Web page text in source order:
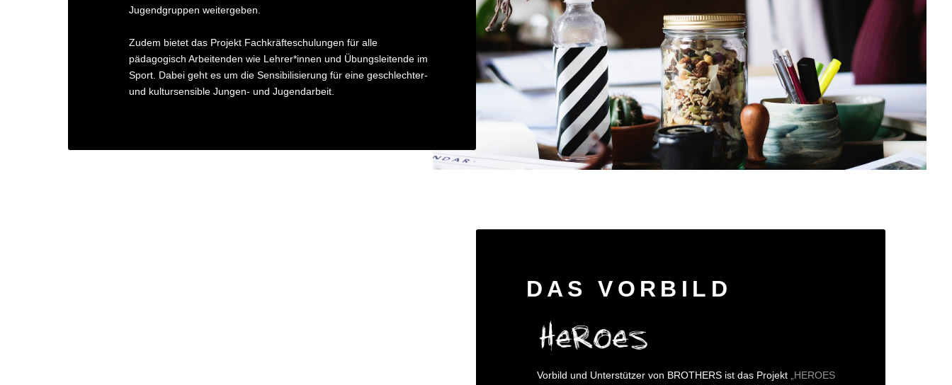
Jugendgruppen weitergeben.
Zudem bietet das Projekt Fachkräfteschulungen für alle
pädagogisch Arbeitenden wie Lehrer*innen und Übungsleitende im
Sport. Dabei geht es um die Sensibilisierung für eine geschlechter-
und kultursensible Jungen- und Jugendarbeit.
DAS VORBILD
Vorbild und Unterstützer von BROTHERS ist das Projekt
„HEROES